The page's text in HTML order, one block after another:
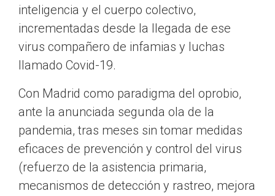
inteligencia y el cuerpo colectivo,
incrementadas desde la llegada de ese
virus compañero de infamias y luchas
llamado Covid-19.
Con Madrid como paradigma del oprobio,
ante la anunciada segunda ola de la
pandemia, tras meses sin tomar medidas
eficaces de prevención y control del virus
(refuerzo de la asistencia primaria,
mecanismos de detección y rastreo, mejora